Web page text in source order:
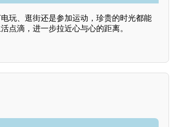
玩、逛街还是参加运动，珍贵的时光都能
点滴，进一步拉近心与心的距离。